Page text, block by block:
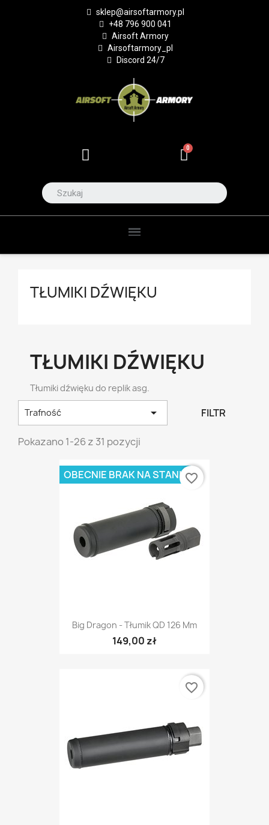
sklep@airsoftarmory.pl
+48 796 900 041
Airsoft Armory
Airsoftarmory_pl
Discord 24/7
TŁUMIKI DŹWIĘKU
TŁUMIKI DŹWIĘKU
Tłumiki dźwięku do replik asg.
Trafność  FILTR
Pokazano 1-26 z 31 pozycji
Big Dragon - Tłumik QD 126 Mm
149,00 zł
OBECNIE BRAK NA STANIEfavorite_border
favorite_border